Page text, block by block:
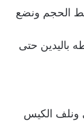
الحجم ونضع
باليدين حتى
ونلف الكيس